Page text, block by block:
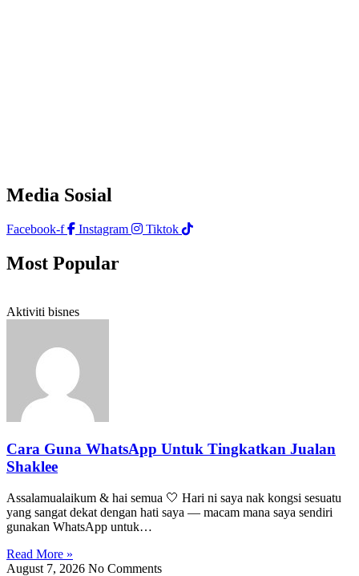
Media Sosial
Facebook-f Instagram Tiktok
Most Popular
Aktiviti bisnes
Cara Guna WhatsApp Untuk Tingkatkan Jualan
Shaklee
Assalamualaikum & hai semua 🤍 Hari ni saya nak kongsi sesuatu
yang sangat dekat dengan hati saya — macam mana saya sendiri
gunakan WhatsApp untuk…
Read More »
August 7, 2026 No Comments